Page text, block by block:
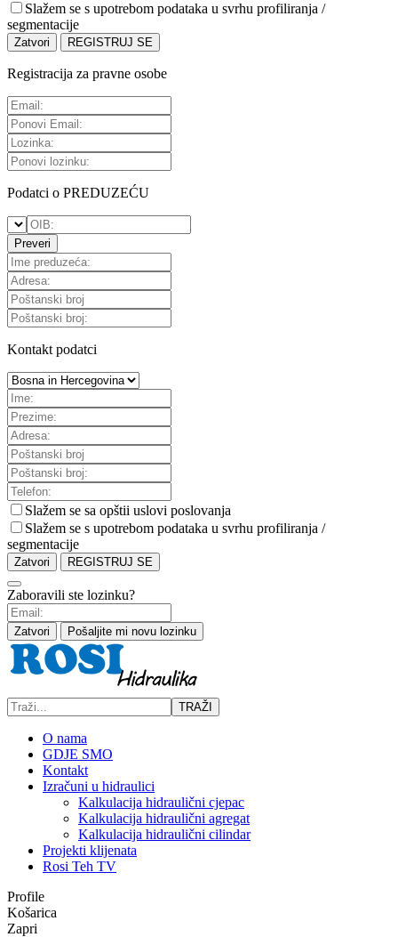
Slažem se s upotrebom podataka u svrhu profiliranja /
segmentacije
Zatvori REGISTRUJ SE
Registracija za pravne osobe
Podatci o PREDUZEĆU
Preveri
Kontakt podatci
Slažem se sa opštii uslovi poslovanja
Slažem se s upotrebom podataka u svrhu profiliranja /
segmentacije
Zatvori REGISTRUJ SE
Zaboravili ste lozinku?
Zatvori Pošaljite mi novu lozinku
TRAŽI
O nama
GDJE SMO
Kontakt
Izračuni u hidraulici
Kalkulacija hidraulični cjepac
Kalkulacija hidraulični agregat
Kalkulacija hidraulični cilindar
Projekti klijenata
Rosi Teh TV
Profile
Košarica
Zapri